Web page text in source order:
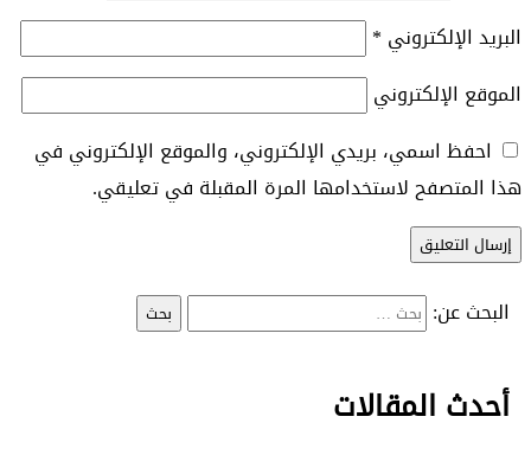
البريد الإلكتروني *
الموقع الإلكتروني
احفظ اسمي، بريدي الإلكتروني، والموقع الإلكتروني في
هذا المتصفح لاستخدامها المرة المقبلة في تعليقي.
البحث عن:
أحدث المقالات